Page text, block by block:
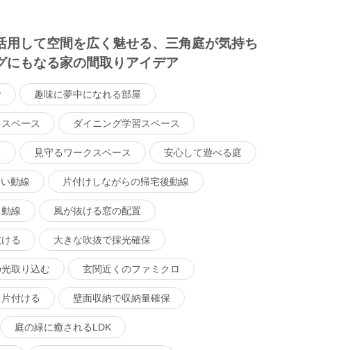
用して空間を広く魅せる、三角庭が気持ち
にもなる家の間取りアイデア
趣味に夢中になれる部屋
ペース ダイニング学習スペース
見守るワークスペース 安心して遊べる庭
動線 片付けしながらの帰宅後動線
線 風が抜ける窓の配置
る 大きな吹抜で採光確保
取り込む 玄関近くのファミクロ
付ける 壁面収納で収納量確保
庭の緑に癒されるLDK